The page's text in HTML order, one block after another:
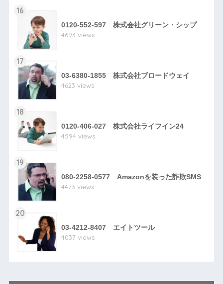
16
0120-552-597 株式会社グリーン・シップ
4693 views
17
03-6380-1855 株式会社ブロードウェイ
4623 views
18
0120-406-027 株式会社ライフイン24
4594 views
19
080-2258-0577 Amazonを装った詐欺SMS
4473 views
20
03-4212-8407 エイトツール
4037 views